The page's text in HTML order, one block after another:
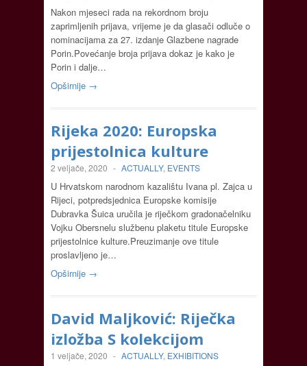
Nakon mjeseci rada na rekordnom broju
zaprimljenih prijava, vrijeme je da glasači odluče o
nominacijama za 27. izdanje Glazbene nagrade
Porin.Povećanje broja prijava dokaz je kako je
Porin i dalje…
Opširnije →
Rijeka 2020: Europska
prijestolnica kulture
2 veljače, 2020 - ACTUALLY, EVENTS
U Hrvatskom narodnom kazalištu Ivana pl. Zajca u
Rijeci, potpredsjednica Europske komisije
Dubravka Šuica uručila je riječkom gradonačelniku
Vojku Obersnelu službenu plaketu titule Europske
prijestolnice kulture.Preuzimanje ove titule
proslavljeno je…
Opširnije →
David Maljković: Riječka
izložba S kolekcijom
1 veljače, 2020 - ACTUALLY, EXHIBITIONS